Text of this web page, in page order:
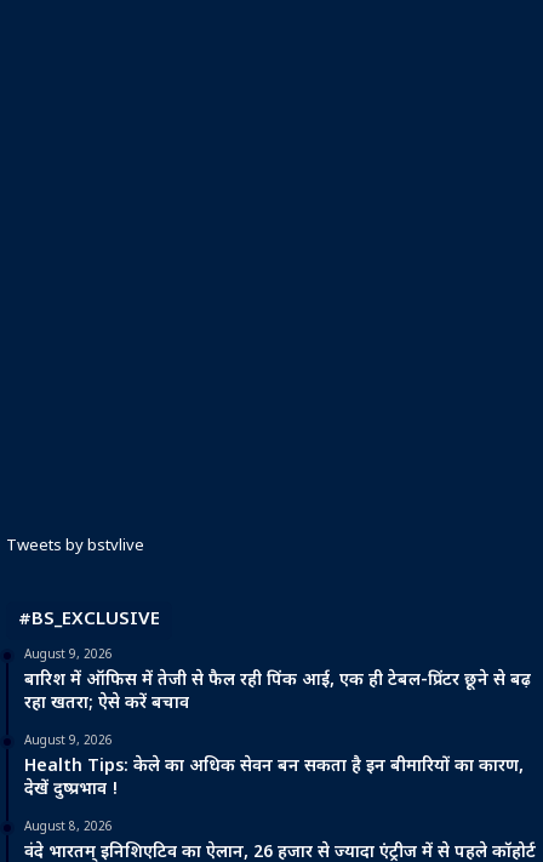
Tweets by bstvlive
#BS_EXCLUSIVE
August 9, 2026
बारिश में ऑफिस में तेजी से फैल रही पिंक आई, एक ही टेबल-प्रिंटर छूने से बढ़
रहा खतरा; ऐसे करें बचाव
August 9, 2026
Health Tips: केले का अधिक सेवन बन सकता है इन बीमारियों का कारण,
देखें दुष्प्रभाव !
August 8, 2026
वंदे भारतम् इनिशिएटिव का ऐलान, 26 हजार से ज्यादा एंट्रीज में से पहले कॉहोर्ट